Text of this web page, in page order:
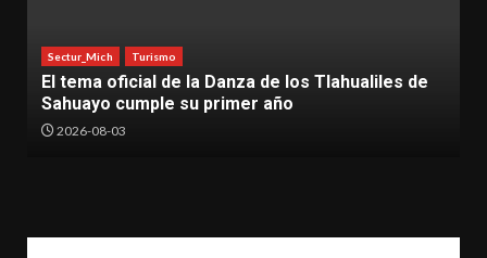
de los Tlahualiles de
año
País de la Monarca ofrece
este verano